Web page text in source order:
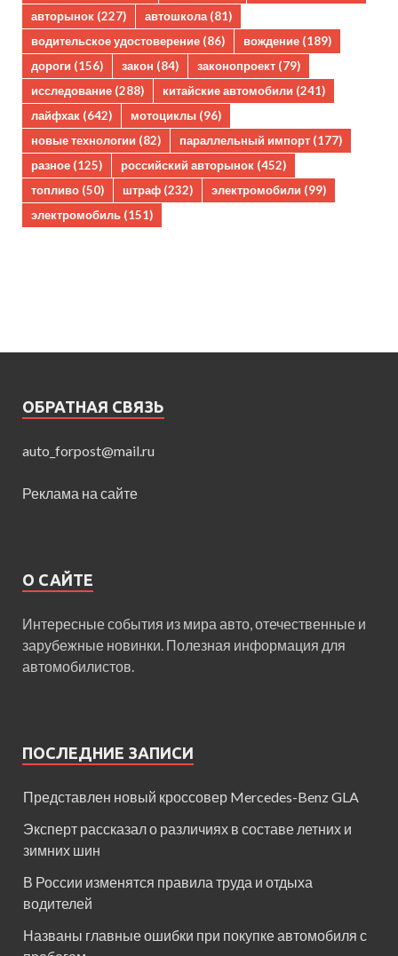
авторынок (227) автошкола(81)
водительское удостоверение (86) вождение (189)
дороги (156) закон (84) законопроект (79)
исследование (288) китайские автомобили (241)
лайфхак (642) мотоциклы (96)
новые технологии (82) параллельный импорт (177)
разное (125) российский авторынок (452)
топливо (50) штраф (232) электромобили (99)
электромобиль (151)
ОБРАТНАЯ СВЯЗЬ
auto_forpost@mail.ru
Реклама на сайте
О САЙТЕ
Интересные события из мира авто, отечественные и
зарубежные новинки. Полезная информация для
автомобилистов.
ПОСЛЕДНИЕ ЗАПИСИ
Представлен новый кроссовер Mercedes-Benz GLA
Эксперт рассказал о различиях в составе летних и
зимних шин
В России изменятся правила труда и отдыха
водителей
Названы главные ошибки при покупке автомобиля с